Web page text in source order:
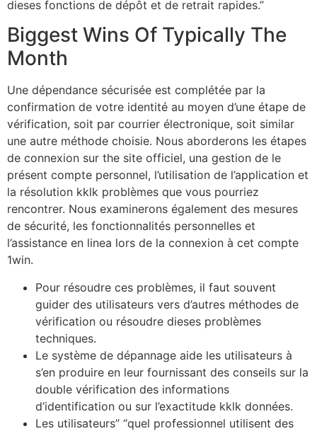
dieses fonctions de dépôt et de retrait rapides.”
Biggest Wins Of Typically The
Month
Une dépendance sécurisée est complétée par la
confirmation de votre identité au moyen d’une étape de
vérification, soit par courrier électronique, soit similar
une autre méthode choisie. Nous aborderons les étapes
de connexion sur the site officiel, una gestion de le
présent compte personnel, l’utilisation de l’application et
la résolution kklk problèmes que vous pourriez
rencontrer. Nous examinerons également des mesures
de sécurité, les fonctionnalités personnelles et
l’assistance en linea lors de la connexion à cet compte
1win.
Pour résoudre ces problèmes, il faut souvent
guider des utilisateurs vers d’autres méthodes de
vérification ou résoudre dieses problèmes
techniques.
Le système de dépannage aide les utilisateurs à
s’en produire en leur fournissant des conseils sur la
double vérification des informations
d’identification ou sur l’exactitude kklk données.
Les utilisateurs” “quel professionnel utilisent des